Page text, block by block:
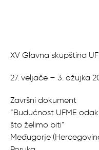
XV Glavna skupština
27. veljače – 3. ožujka
Završni dokument
“Budućnost UFME
što želimo biti”
Međugorje